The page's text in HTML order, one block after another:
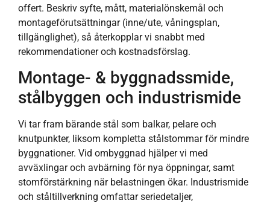
offert. Beskriv syfte, mått, materialönskemål och
montageförutsättningar (inne/ute, våningsplan,
tillgänglighet), så återkopplar vi snabbt med
rekommendationer och kostnadsförslag.
Montage- & byggnadssmide,
stålbyggen och industrismide
Vi tar fram bärande stål som balkar, pelare och
knutpunkter, liksom kompletta stålstommar för mindre
byggnationer. Vid ombyggnad hjälper vi med
avväxlingar och avbärning för nya öppningar, samt
stomförstärkning när belastningen ökar. Industrismide
och ståltillverkning omfattar seriedetaljer,